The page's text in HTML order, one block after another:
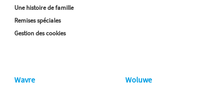
Une histoire de famille
Remises spéciales
Gestion des cookies
Wavre Woluwe